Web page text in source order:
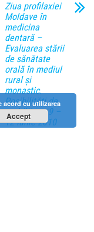
Ziua profilaxiei
Moldave în
medicina
dentară –
Evaluarea stării
de sănătate
orală în mediul
rural și
monastic.
Posibilități de
reabilitare, 9 –
12 iunie 2010
acord cu utilizarea
Accept